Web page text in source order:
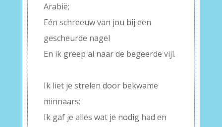
Arabië;
Eén schreeuw van jou bij een
gescheurde nagel
En ik greep al naar de begeerde vijl.
Ik liet je strelen door bekwame
minnaars;
Ik gaf je alles wat je nodig had en